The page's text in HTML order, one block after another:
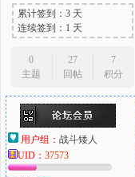
累计签到：3 天
连续签到：1 天
0
主题
27
回帖
7
积分
用户组： 战斗矮人
UID： 37573